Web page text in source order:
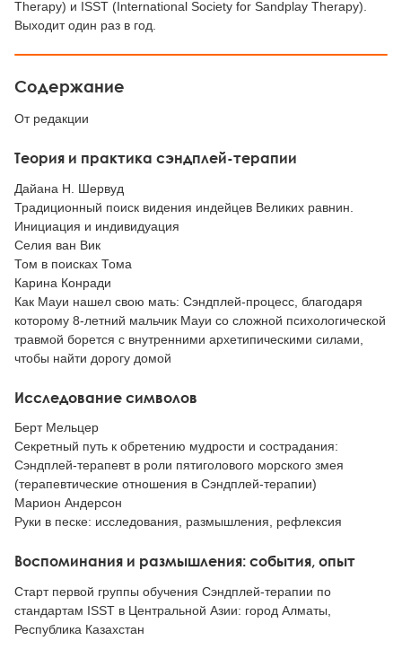
Therapy) и ISST (International Society for Sandplay Therapy).
Выходит один раз в год.
Содержание
От редакции
Теория и практика сэндплей-терапии
Дайана Н. Шервуд
Традиционный поиск видения индейцев Великих равнин.
Инициация и индивидуация
Селия ван Вик
Том в поисках Тома
Карина Конради
Как Мауи нашел свою мать: Сэндплей-процесс, благодаря
которому 8-летний мальчик Мауи со сложной психологической
травмой борется с внутренними архетипическими силами,
чтобы найти дорогу домой
Исследование символов
Берт Мельцер
Секретный путь к обретению мудрости и сострадания:
Сэндплей-терапевт в роли пятиголового морского змея
(терапевтические отношения в Сэндплей-терапии)
Марион Андерсон
Руки в песке: исследования, размышления, рефлексия
Воспоминания и размышления: события, опыт
Старт первой группы обучения Сэндплей-терапии по
стандартам ISST в Центральной Азии: город Алматы,
Республика Казахстан